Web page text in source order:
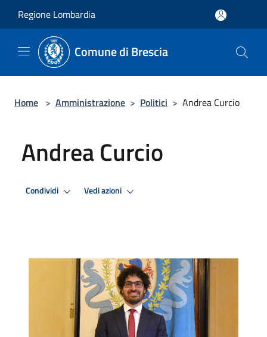
Regione Lombardia
Comune di Brescia
Home > Amministrazione > Politici > Andrea Curcio
Andrea Curcio
Condividi Vedi azioni